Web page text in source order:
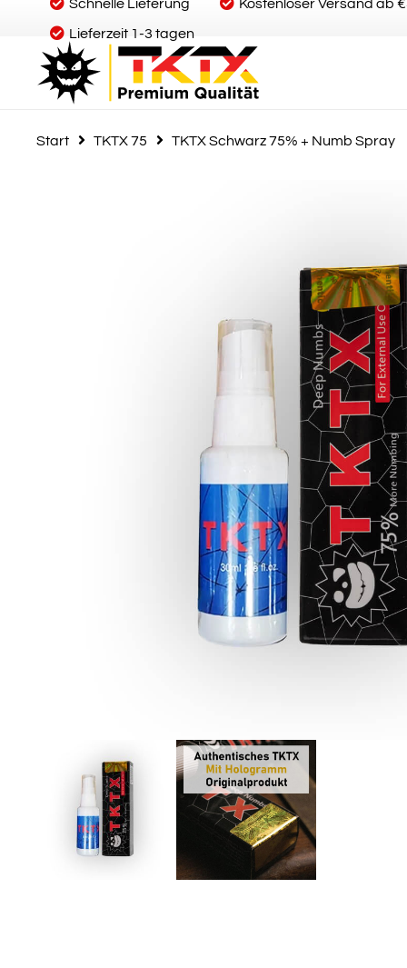
Schnelle Lieferung Kostenloser Versand ab
Lieferzeit 1-3 tagen
Start TKTX 75 TKTX Schwarz 75% + Numb Spray